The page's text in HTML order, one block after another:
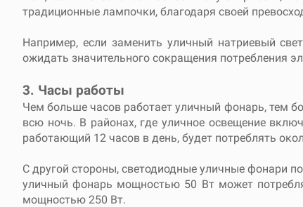
традиционные лампочки, благодаря своей
Например, если заменить уличный натриевый
ожидать значительного сокращения потребления
3. Часы работы
Чем больше часов работает уличный фонарь, тем
всю ночь. В районах, где уличное освещение
работающий 12 часов в день, будет потреблять
С другой стороны, светодиодные уличные фонари
уличный фонарь мощностью 50 Вт может
мощностью 250 Вт.